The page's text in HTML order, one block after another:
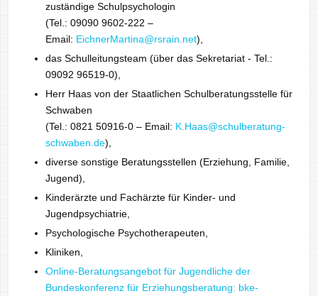
zuständige Schulpsychologin
(Tel.: 09090 9602-222 –
Email: EichnerMartina@rsrain.net),
das Schulleitungsteam (über das Sekretariat - Tel.:
09092 96519-0),
Herr Haas von der Staatlichen Schulberatungsstelle für
Schwaben
(Tel.: 0821 50916-0 – Email: K.Haas@schulberatung-
schwaben.de),
diverse sonstige Beratungsstellen (Erziehung, Familie,
Jugend),
Kinderärzte und Fachärzte für Kinder- und
Jugendpsychiatrie,
Psychologische Psychotherapeuten,
Kliniken,
Online-Beratungsangebot für Jugendliche der
Bundeskonferenz für Erziehungsberatung: bke-